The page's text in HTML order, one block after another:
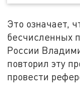
Это означает,
бесчисленных
России
повторил эту
провести